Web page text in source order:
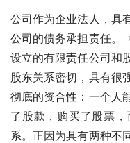
公司作为企业法人，具
公司的债务承担责任。
设立的有限责任公司和
股东关系密切，具有很
彻底的资合性：一个人
了股款，购买了股票
系。正因为具有两种不